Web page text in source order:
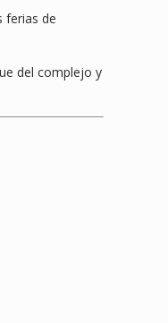
ferias de
del complejo y